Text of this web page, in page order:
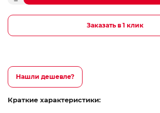
Заказать в 1 клик
Нашли дешевле?
Краткие характеристики: